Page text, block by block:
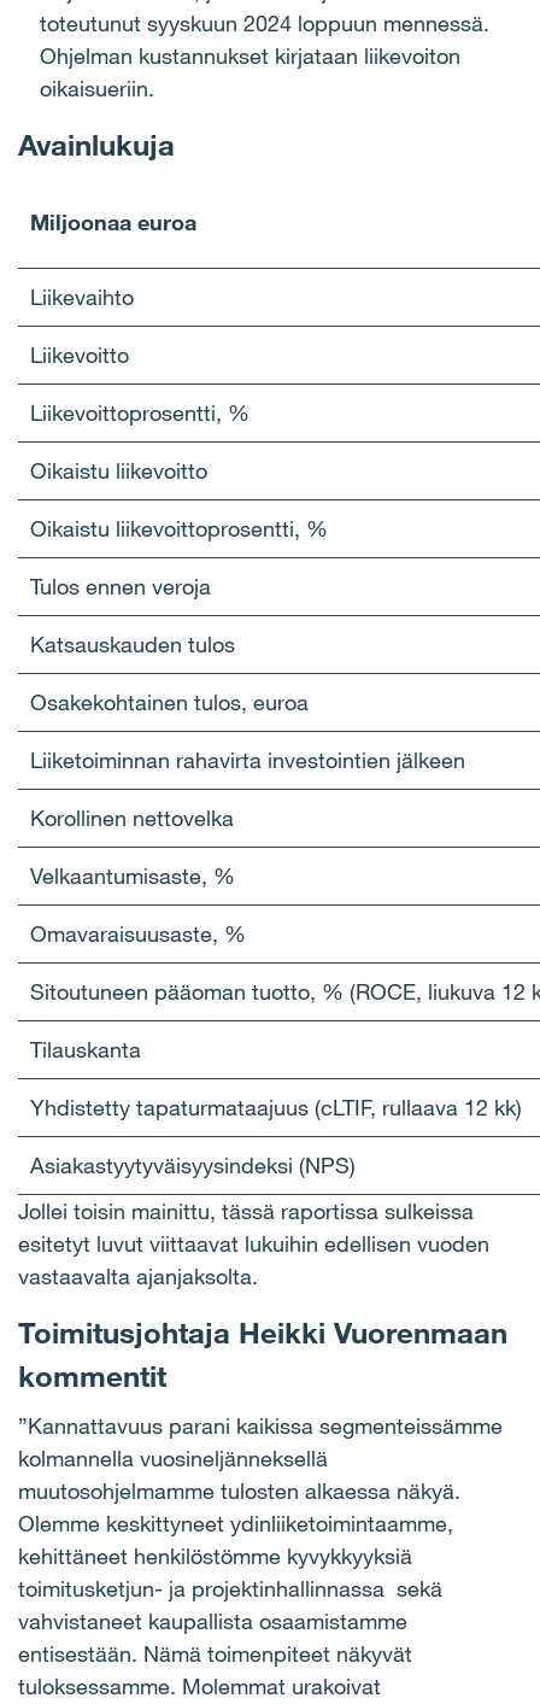
toteutunut syyskuun 2024 loppuun mennessä.
Ohjelman kustannukset kirjataan liikevoiton
oikaisueriin.
Avainlukuja
Miljoonaa euroa
Liikevaihto
Liikevoitto
Liikevoittoprosentti, %
Oikaistu liikevoitto
Oikaistu liikevoittoprosentti, %
Tulos ennen veroja
Katsauskauden tulos
Osakekohtainen tulos, euroa
Liiketoiminnan rahavirta investointien jälkeen
Korollinen nettovelka
Velkaantumisaste, %
Omavaraisuusaste, %
Sitoutuneen pääoman tuotto, % (ROCE, liukuva 12
Tilauskanta
Yhdistetty tapaturmataajuus (cLTIF, rullaava 12 kk)
Asiakastyytyväisyysindeksi (NPS)
Jollei toisin mainittu, tässä raportissa sulkeissa
esitetyt luvut viittaavat lukuihin edellisen vuoden
vastaavalta ajanjaksolta.
Toimitusjohtaja Heikki Vuorenmaan
kommentit
”Kannattavuus parani kaikissa segmenteissämme
kolmannella vuosineljänneksellä
muutosohjelmamme tulosten alkaessa näkyä.
Olemme keskittyneet ydinliiketoimintaamme,
kehittäneet henkilöstömme kyvykkyyksiä
toimitusketjun- ja projektinhallinnassa sekä
vahvistaneet kaupallista osaamistamme
entisestään. Nämä toimenpiteet näkyvät
tuloksessamme. Molemmat urakoivat